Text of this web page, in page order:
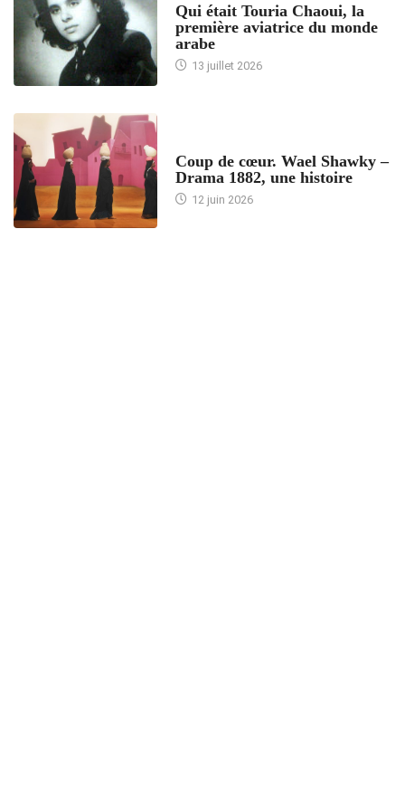
Qui était Touria Chaoui, la
première aviatrice du monde
arabe
13 juillet 2026
Coup de cœur. Wael Shawky –
Drama 1882, une histoire
12 juin 2026